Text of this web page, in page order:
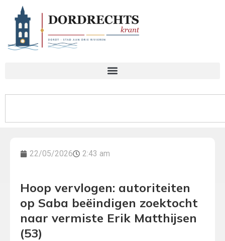
22/05/2026 2:43 am
Hoop vervlogen: autoriteiten
op Saba beëindigen zoektocht
naar vermiste Erik Matthijsen
(53)